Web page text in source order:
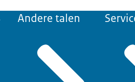
Andere talen